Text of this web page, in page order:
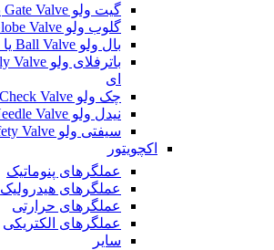
گیت ولو Gate Valve یا شیر دروازه ای
گلوب ولو Globe Valve یا شیر کروی
بال ولو Ball Valve یا شیر توپی
ای
چک ولو Check Valve یا شیر یک طرفه
نیدل ولو Needle Valve یا شیر سوزنی
سیفتی ولو Safety Valve یا شیر اطمینان
اکچویتور
عملگرهای پنوماتیک
عملگرهای هیدرولیک
عملگرهای حرارتی
عملگرهای الکتریکی
سایر